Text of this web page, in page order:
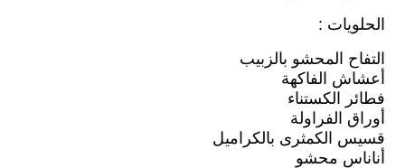
الحلويات :
التفاح المحشو بالزبيب
أعشاش الفاكهة
فطائر الكستناء
أوراق الفراولة
قسيس الكمثرى بالكراميل
أناناس محشو